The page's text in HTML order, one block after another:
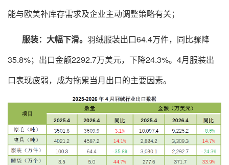
能与欧美补库存需求及企业主动调整策略有关；
服装：大幅下滑。 羽绒服装出口64.4万件，同比骤降
35.8%；出口金额2292.7万美元，下降24.3%。4月服装出
口表现疲弱，成为拖累当月出口的主要因素。